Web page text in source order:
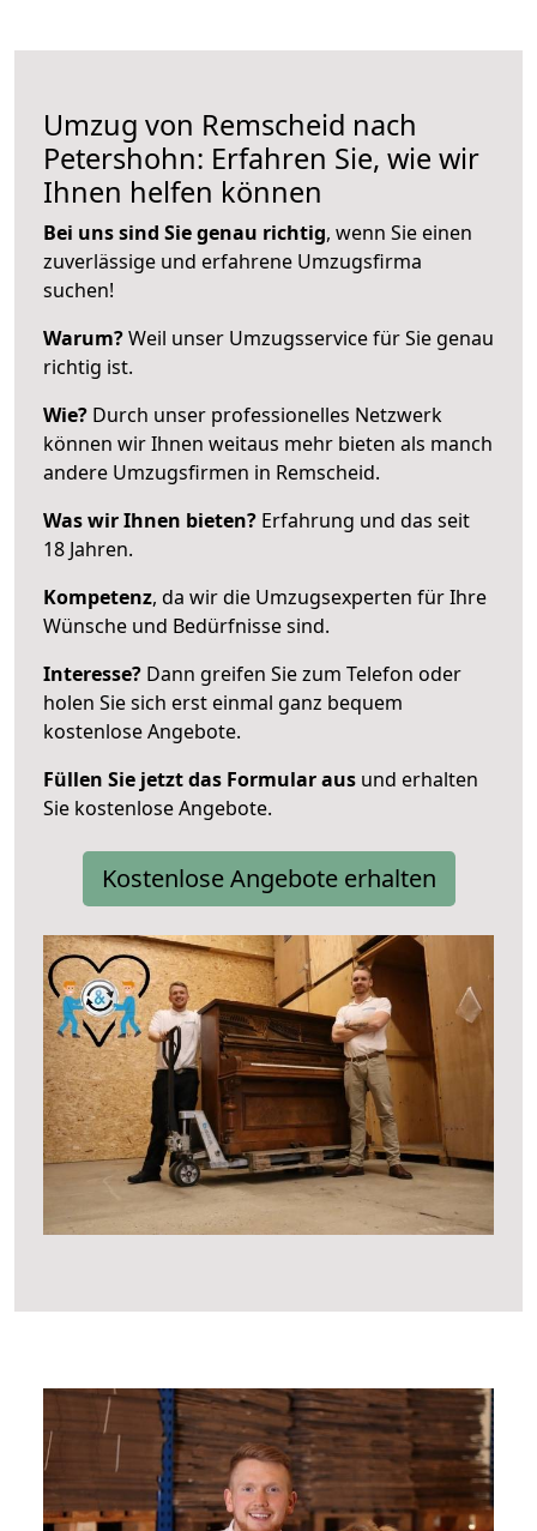
Umzug von Remscheid nach
Petershohn: Erfahren Sie, wie wir
Ihnen helfen können
Bei uns sind Sie genau richtig, wenn Sie einen
zuverlässige und erfahrene Umzugsfirma
suchen!
Warum?Weil unser Umzugsservice für Sie genau
richtig ist.
Wie? Durch unser professionelles Netzwerk
können wir Ihnen weitaus mehr bieten als manch
andere Umzugsfirmen in Remscheid.
Was wir Ihnen bieten? Erfahrung und das seit
18 Jahren.
Kompetenz, da wir die Umzugsexperten für Ihre
Wünsche und Bedürfnisse sind.
Interesse? Dann greifen Sie zum Telefon oder
holen Sie sich erst einmal ganz bequem
kostenlose Angebote.
Füllen Sie jetzt das Formular aus und erhalten
Sie kostenlose Angebote.
Kostenlose Angebote erhalten